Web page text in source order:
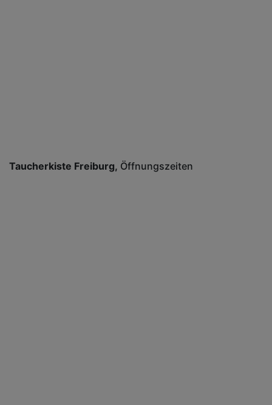
Taucherkiste Freiburg Öffnungszeiten